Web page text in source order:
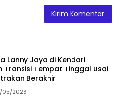
Lanny Jaya di Kendari
Transisi Tempat Tinggal Usai
Berakhir
05/2026